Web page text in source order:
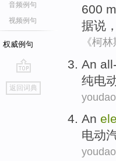
音频例句
视频例句
权威例句
go
top
返回词典
600
据说
《柯
An all-
纯电
youdao
An
电动
youdao